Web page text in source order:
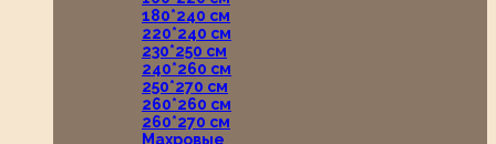
180*240 см
220*240 см
230*250 см
240*260 см
250*270 см
260*260 см
260*270 см
Махровые